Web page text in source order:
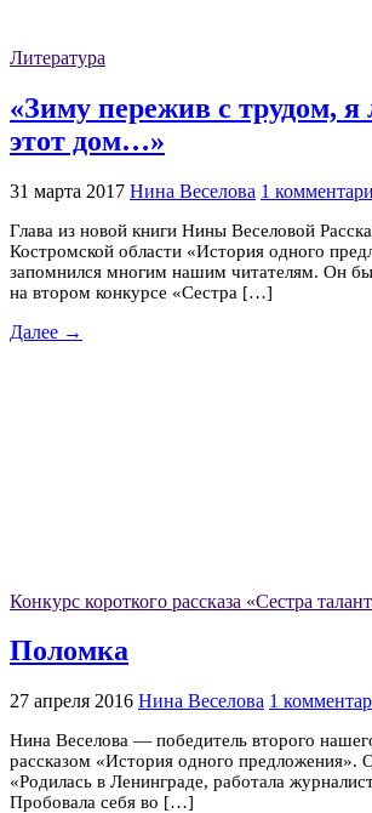
Литература
«Зиму пережив с трудом, я
этот дом…»
31 марта 2017 Нина Веселова 1
Глава из новой книги Нины Веселовой
Костромской области «История одного
запомнился многим нашим читателям. Он
на втором конкурсе «Сестра […]
Далее →
Конкурс короткого рассказа «Сестра
Поломка
27 апреля 2016 Нина Веселова 1
Нина Веселова — победитель второго
рассказом «История одного предложения».
«Родилась в Ленинграде, работала
Пробовала себя во […]